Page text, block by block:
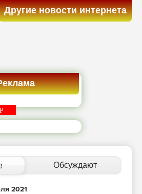
Другие новости интернета
Обсуждают
2021